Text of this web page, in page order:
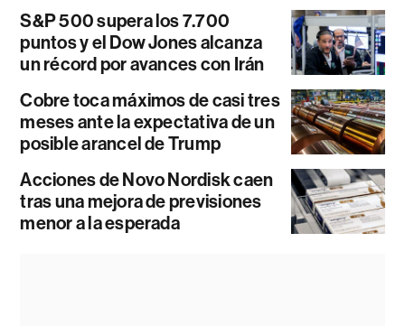
S&P 500 supera los 7.700
puntos y el Dow Jones alcanza
un récord por avances con Irán
Cobre toca máximos de casi tres
meses ante la expectativa de un
posible arancel de Trump
Acciones de Novo Nordisk caen
tras una mejora de previsiones
menor a la esperada